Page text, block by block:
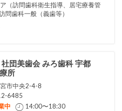
（訪問歯科衛生指導、居宅療養管
問歯科一般（義歯等）
社団美歯会 みろ歯科 宇都
所
市中央2-4-8
6485
中
14:00〜18:30